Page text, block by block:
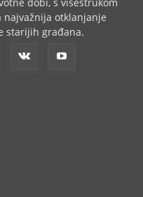
najvažnija otklanjanje
starijih građana.